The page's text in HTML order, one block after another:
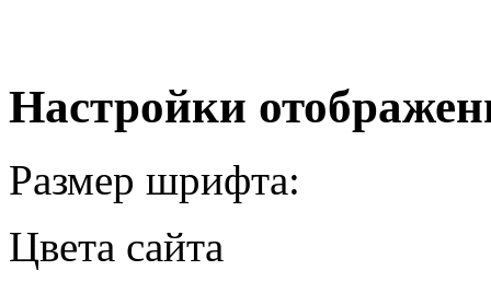
Настройки
Размер шрифта:
Цвета сайта